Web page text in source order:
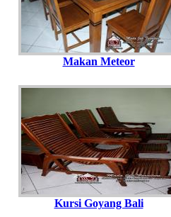
Makan Meteor
Kursi Goyang Bali